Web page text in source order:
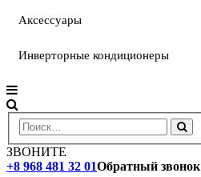
Аксессуары
Инверторные кондиционеры
ЗВОНИТЕ
+8 968 481 32 01Обратный звонок